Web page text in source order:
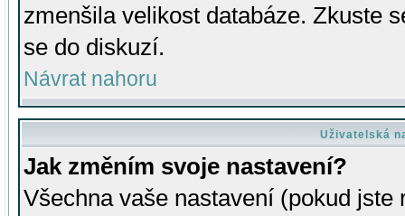
zmenšila velikost databáze. Zkuste
se do diskuzí.
Návrat nahoru
Uživatelská
Jak změním svoje nastavení?
Všechna vaše nastavení (pokud